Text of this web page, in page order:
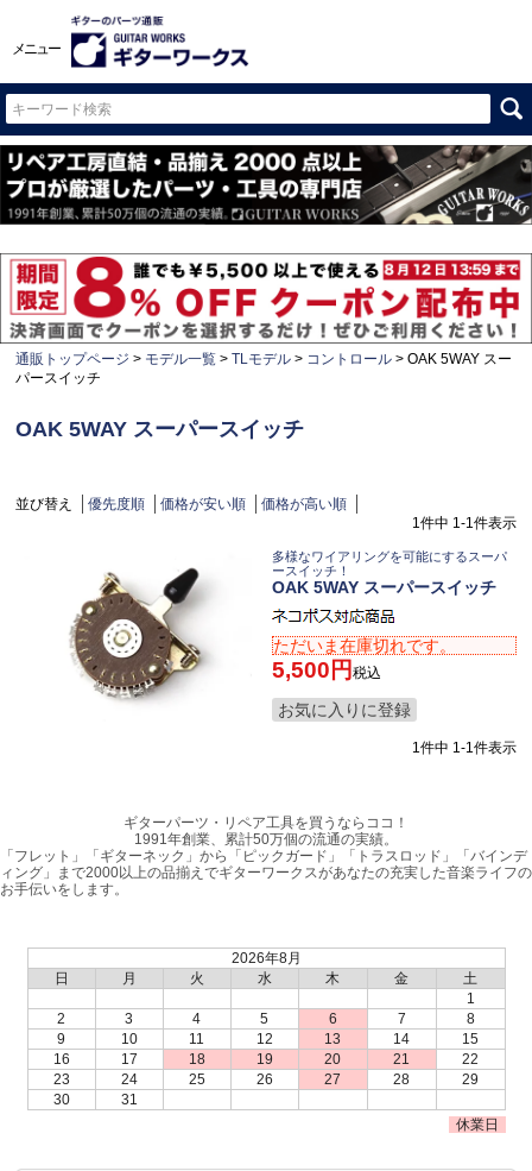
メニュー
通販トップページ モデル一覧 TLモデル コントロール
OAK 5WAY スー
パースイッチ
OAK 5WAY スーパースイッチ
並び替え 優先度順 価格が安い順
価格が高い順
1件中 1-1件表示
多様なワイアリングを可能にするスーパ
ースイッチ！
OAK 5WAY スーパースイッチ
ただいま在庫切れです。
5,500 税込
お気に入りに登録
1件中 1-1件表示
ギターパーツ・リペア工具を買うならココ！
1991年創業、累計50万個の流通の実績。
「フレット」「ギターネック」から「ピックガード」「トラスロッド」「バインデ
ィング」まで2000以上の品揃えでギターワークスがあなたの充実した音楽ライフの
お手伝いをします。
2026年8月
日
月 火 水 木 金
土
1
2
3 4 5 6 7
8
9
10 11 12 13 14
15
16
17 18 19 20 21
22
23
24 25 26 27 28
29
30
31
休業日